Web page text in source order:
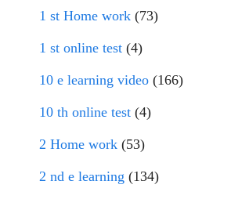
1 st Home work (73)
1 st online test (4)
10 e learning video (166)
10 th online test (4)
2 Home work (53)
2 nd e learning (134)